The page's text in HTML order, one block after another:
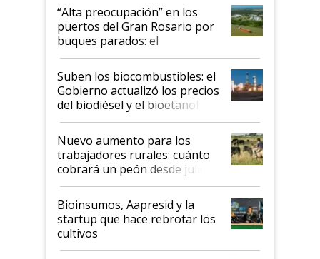
“Alta preocupación” en los
puertos del Gran Rosario por
buques parados: el
funcionamiento de las
exportadoras en tensión tras
la medida de fuerza de los
prácticos
Suben los biocombustibles: el
Gobierno actualizó los precios
del biodiésel y el bioetanol
Nuevo aumento para los
trabajadores rurales: cuánto
cobrará un peón desde julio
Bioinsumos, Aapresid y la
startup que hace rebrotar los
cultivos